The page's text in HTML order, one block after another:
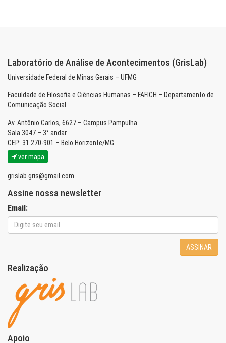
Laboratório de Análise de Acontecimentos (GrisLab)
Universidade Federal de Minas Gerais – UFMG
Faculdade de Filosofia e Ciências Humanas – FAFICH – Departamento de
Comunicação Social
Av. Antônio Carlos, 6627 – Campus Pampulha
Sala 3047 – 3° andar
CEP: 31.270-901 – Belo Horizonte/MG
ver mapa
grislab.gris@gmail.com
Assine nossa newsletter
Email:
ASSINAR
Realização
Apoio